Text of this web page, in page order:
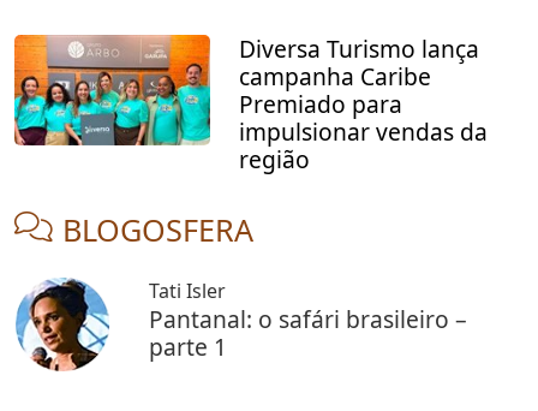
Diversa Turismo lança
campanha Caribe
Premiado para
impulsionar vendas da
região
BLOGOSFERA
Tati Isler
Pantanal: o safári brasileiro –
parte 1